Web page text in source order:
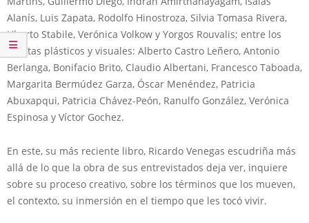
Alanís, Luis Zapata, Rodolfo Hinostroza, Silvia Tomasa Rivera,
Uberto Stabile, Verónica Volkow y Yorgos Rouvalis; entre los
artistas plásticos y visuales: Alberto Castro Leñero, Antonio
Berlanga, Bonifacio Brito, Claudio Albertani, Francesco Taboada,
Margarita Bermúdez Garza, Óscar Menéndez, Patricia
Abuxapqui, Patricia Chávez-Peón, Ranulfo González, Verónica
Espinosa y Víctor Gochez.
En este, su más reciente libro, Ricardo Venegas escudriña más
allá de lo que la obra de sus entrevistados deja ver, inquiere
sobre su proceso creativo, sobre los términos que los mueven,
el contexto, su inmersión en el tiempo que les tocó vivir.